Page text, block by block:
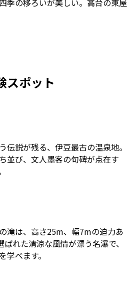
季の移ろいが美しい。高台の東屋
スポット
伝説が残る、伊豆最古の温泉地。
並び、文人墨客の句碑が点在す
滝は、高さ25m、幅7mの迫力あ
れた清涼な風情が漂う名瀑で、
べます。